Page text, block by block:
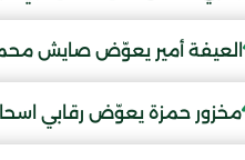
العيفة أمير يعوّض صايش
مخزور حمزة يعوّض رقابي